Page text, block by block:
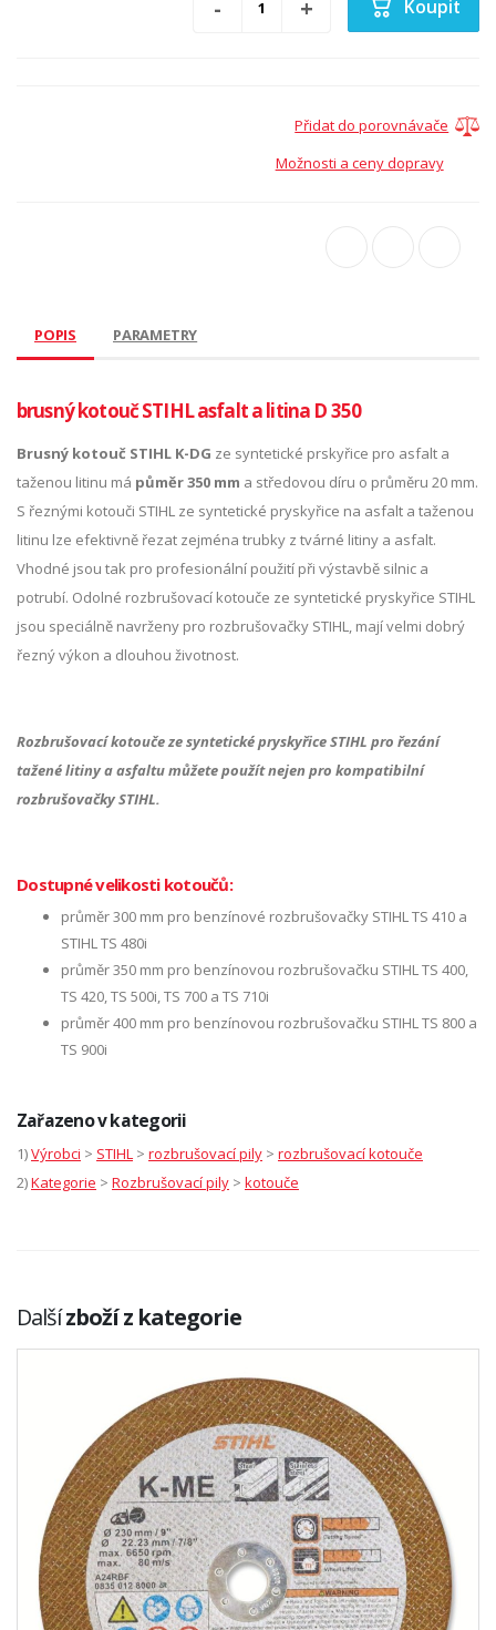
Koupit
Přidat do porovnávače
Možnosti a ceny dopravy
POPIS PARAMETRY
brusný kotouč STIHL asfalt a litina D 350
Brusný kotouč STIHL K-DG ze syntetické prskyřice pro asfalt a
taženou litinu má půměr 350 mm a středovou díru o průměru 20 mm.
S řeznými kotouči STIHL ze syntetické pryskyřice na asfalt a taženou
litinu lze efektivně řezat zejména trubky z tvárné litiny a asfalt.
Vhodné jsou tak pro profesionální použití při výstavbě silnic a
potrubí. Odolné rozbrušovací kotouče ze syntetické pryskyřice STIHL
jsou speciálně navrženy pro rozbrušovačky STIHL, mají velmi dobrý
řezný výkon a dlouhou životnost.
Rozbrušovací kotouče ze syntetické pryskyřice STIHL pro řezání
tažené litiny a asfaltu můžete použít nejen pro kompatibilní
rozbrušovačky STIHL.
Dostupné velikosti kotoučů:
průměr 300 mm pro benzínové rozbrušovačky STIHL TS 410 a
STIHL TS 480i
průměr 350 mm pro benzínovou rozbrušovačku STIHL TS 400,
TS 420, TS 500i, TS 700 a TS 710i
průměr 400 mm pro benzínovou rozbrušovačku STIHL TS 800 a
TS 900i
Zařazeno v kategorii
1)Výrobci > STIHL > rozbrušovací pily > rozbrušovací kotouče
2)Kategorie > Rozbrušovací pily > kotouče
Dalšízboží z kategorie